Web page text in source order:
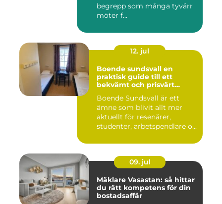
begrepp som många tyvärr
möter f...
12. jul
Boende sundsvall en
praktisk guide till ett
bekvämt och prisvärt
Boende Sundsvall är ett
ämne som blivit allt mer
aktuellt för resenärer,
studenter, arbetspendlare o...
09. jul
Mäklare Vasastan: så hittar
du rätt kompetens för din
bostadsaffär